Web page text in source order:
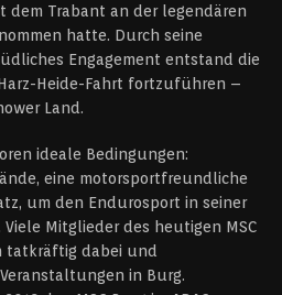
dem Trabant an der legendären
hatte. Durch seine
Engagement entstand die
Heide-Fahrt fortzuführen –
Land.
ideale Bedingungen:
eine motorsportfreundliche
um den Endurosport in seiner
Mitglieder des heutigen MSC
tatkräftig dabei und
in Burg.